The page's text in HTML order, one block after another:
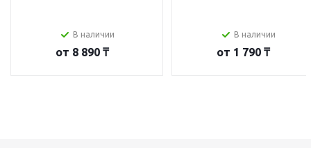
В наличии
от 8 890 ₸
В наличии
от 1 790 ₸